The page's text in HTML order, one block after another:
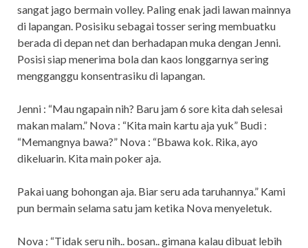
sangat jago bermain volley. Paling enak jadi lawan mainnya
di lapangan. Posisiku sebagai tosser sering membuatku
berada di depan net dan berhadapan muka dengan Jenni.
Posisi siap menerima bola dan kaos longgarnya sering
mengganggu konsentrasiku di lapangan.
Jenni : “Mau ngapain nih? Baru jam 6 sore kita dah selesai
makan malam.” Nova : “Kita main kartu aja yuk” Budi :
“Memangnya bawa?” Nova : “Bbawa kok. Rika, ayo
dikeluarin. Kita main poker aja.
Pakai uang bohongan aja. Biar seru ada taruhannya.” Kami
pun bermain selama satu jam ketika Nova menyeletuk.
Nova : “Tidak seru nih.. bosan.. gimana kalau dibuat lebih